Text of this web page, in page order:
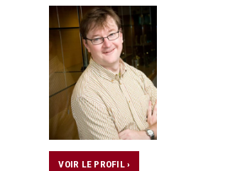
VOIR LE PROFIL ›